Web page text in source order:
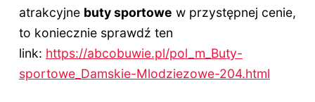
atrakcyjne buty sportowe w przystępnej cenie,
to koniecznie sprawdź ten
link: https://abcobuwie.pl/pol_m_Buty-
sportowe_Damskie-Mlodziezowe-204.html